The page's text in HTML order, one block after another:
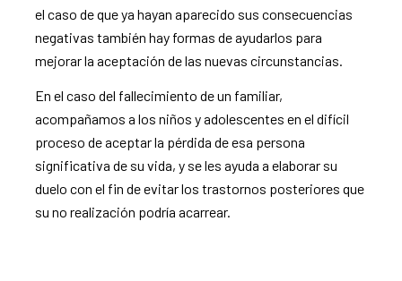
el caso de que ya hayan aparecido sus consecuencias
negativas también hay formas de ayudarlos para
mejorar la aceptación de las nuevas circunstancias.
En el caso del fallecimiento de un familiar,
acompañamos a los niños y adolescentes en el difícil
proceso de aceptar la pérdida de esa persona
significativa de su vida, y se les ayuda a elaborar su
duelo con el fin de evitar los trastornos posteriores que
su no realización podría acarrear.